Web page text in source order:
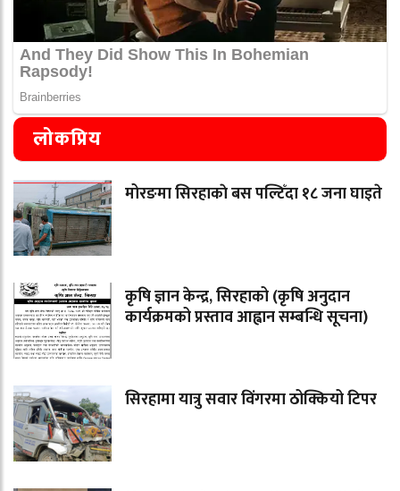
लोकप्रिय
मोरङमा सिरहाकाे बस पल्टिँदा १८ जना घाइते
कृषि ज्ञान केन्द्र, सिरहाको (कृषि अनुदान
कार्यक्रमको प्रस्ताव आह्वान सम्बन्धि सूचना)
सिरहामा यात्रु सवार विंगरमा ठोक्कियो टिपर